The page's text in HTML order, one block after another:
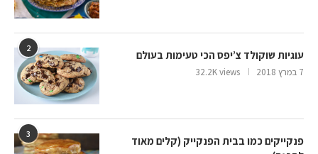
2
עוגיות שוקולד צ’יפס הכי טעימות בעולם
7 במרץ 2018 32.2K views
3
פנקייקים כמו בבית הפנקייק (קלים מאוד